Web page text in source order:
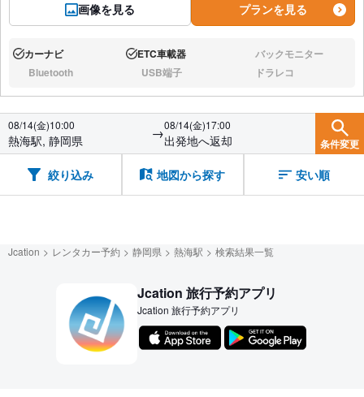
画像を見る プランを見る
あり:カーナビ あり:ETC車載器 なし:バックモニター
なし:Bluetooth なし:USB端子 なし:ドラレコ
08/14(金)10:00
熱海駅, 静岡県 →08/14(金)17:00
出発地へ返却 条件変更
絞り込み 地図から探す 安い順
Jcation レンタカー予約 静岡県 熱海駅 検索結果一覧
Jcation 旅行予約アプリ
Jcation 旅行予約アプリ